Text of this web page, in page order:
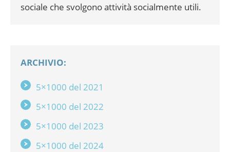
sociale che svolgono attività socialmente utili.
ARCHIVIO:
5×1000 del 2021
5×1000 del 2022
5×1000 del 2023
5×1000 del 2024